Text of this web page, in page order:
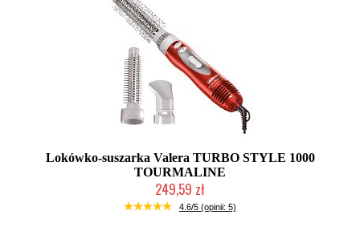
Lokówko-suszarka Valera TURBO STYLE 1000
TOURMALINE
249,59 zł
Duża ilość (wysyłka w 24h)
4.6/5 (opinii: 5)